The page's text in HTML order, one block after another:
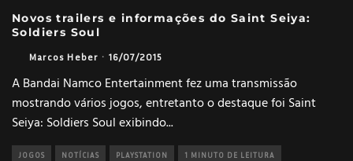
Novos trailers e informações do Saint Seiya:
Soldiers Soul
Marcos Heber · 16/07/2015
A Bandai Namco Entertainment fez uma transmissão
mostrando vários jogos, entretanto o destaque foi Saint
Seiya: Soldiers Soul exibindo...
JOGOS NOTÍCIAS PLAYSTATION 1 MINUTO DE LEITURA